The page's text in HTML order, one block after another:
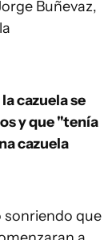
Buñevaz,
la cazuela se
y que "tenía
cazuela
sonriendo que